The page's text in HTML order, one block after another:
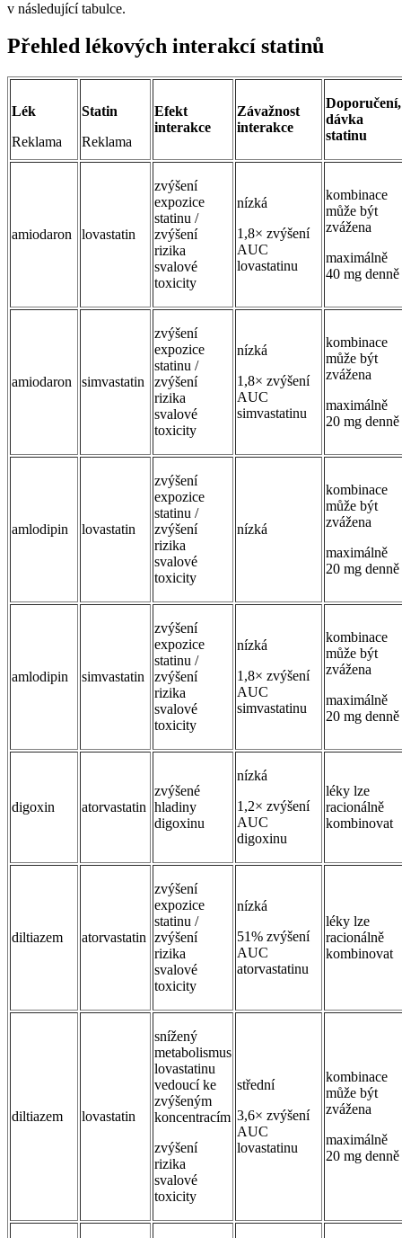
v následující tabulce.
Přehled lékových interakcí statinů
Lék
Reklama
Statin
Reklama
Efekt
interakce
Závažnost
interakce
Doporučení,
dávka
statinu
amiodaron lovastatin
zvýšení
expozice
statinu /
zvýšení
rizika
svalové
toxicity
nízká
1,8× zvýšení
AUC
lovastatinu
kombinace
může být
zvážena
maximálně
40 mg denně
amiodaron simvastatin
zvýšení
expozice
statinu /
zvýšení
rizika
svalové
toxicity
nízká
1,8× zvýšení
AUC
simvastatinu
kombinace
může být
zvážena
maximálně
20 mg denně
amlodipin lovastatin
zvýšení
expozice
statinu /
zvýšení
rizika
svalové
toxicity
nízká
kombinace
může být
zvážena
maximálně
20 mg denně
amlodipin simvastatin
zvýšení
expozice
statinu /
zvýšení
rizika
svalové
toxicity
nízká
1,8× zvýšení
AUC
simvastatinu
kombinace
může být
zvážena
maximálně
20 mg denně
digoxin atorvastatin
zvýšené
hladiny
digoxinu
nízká
1,2× zvýšení
AUC
digoxinu
léky lze
racionálně
kombinovat
diltiazem atorvastatin
zvýšení
expozice
statinu /
zvýšení
rizika
svalové
toxicity
nízká
51% zvýšení
AUC
atorvastatinu
léky lze
racionálně
kombinovat
diltiazem lovastatin
snížený
metabolismus
lovastatinu
vedoucí ke
zvýšeným
koncentracím
zvýšení
rizika
svalové
toxicity
střední
3,6× zvýšení
AUC
lovastatinu
kombinace
může být
zvážena
maximálně
20 mg denně